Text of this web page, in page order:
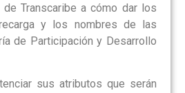
Transcaribe a cómo dar los
y los nombres de las
de Participación y Desarrollo
sus atributos que serán